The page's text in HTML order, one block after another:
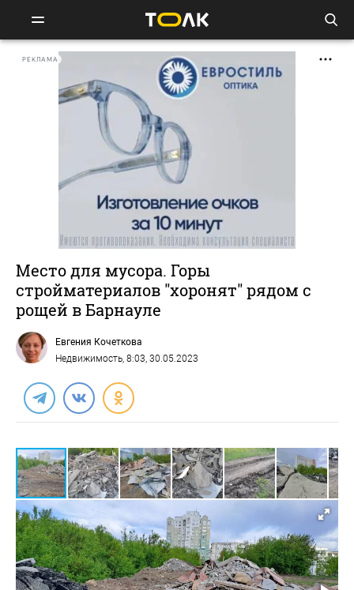
РЕКЛАМА
Место для мусора. Горы
стройматериалов "хоронят" рядом с
рощей в Барнауле
Евгения Кочеткова
Недвижимость, 8:03, 30.05.2023